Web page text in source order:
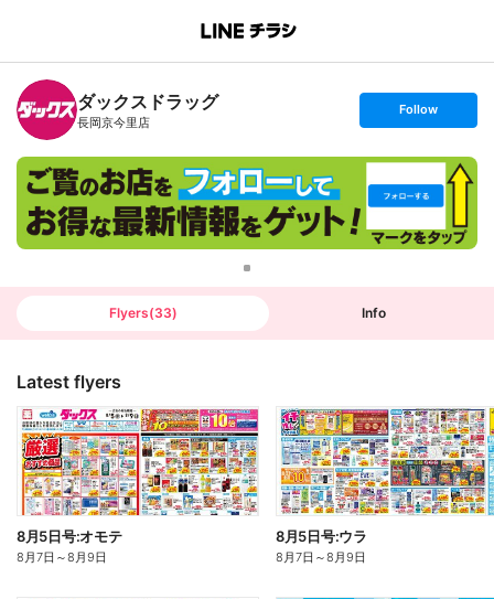
B
n
c
h
T
ダックスドラッグ
長岡京今里店
s
t
o
l
o
w
Follow
Flyers(33) Info
Latest flyers
8月5日号:オモテ
8月7日 ～8月9日
8月5日号:ウラ
8月7日 ～8月9日